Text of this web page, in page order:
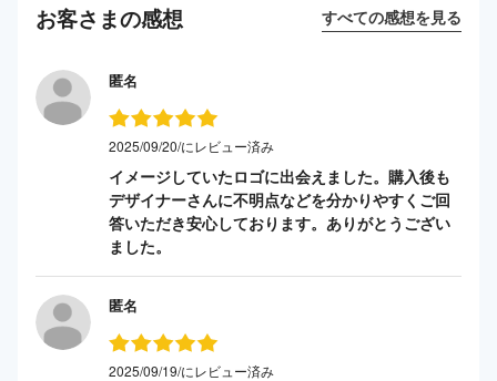
お客さまの感想 すべての感想を見る
匿名
2025/09/20/にレビュー済み
イメージしていたロゴに出会えました。購入後も
デザイナーさんに不明点などを分かりやすくご回
答いただき安心しております。ありがとうござい
ました。
匿名
2025/09/19/にレビュー済み